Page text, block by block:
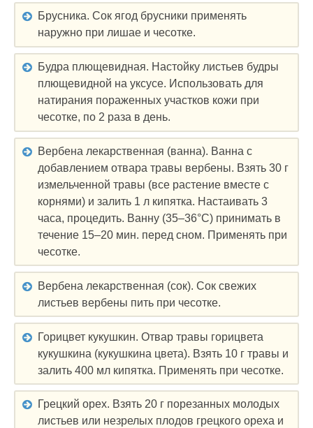
Брусника. Сок ягод брусники применять
наружно при лишае и чесотке.
Будра плющевидная. Настойку листьев будры
плющевидной на уксусе. Использовать для
натирания пораженных участков кожи при
чесотке, по 2 раза в день.
Вербена лекарственная (ванна). Ванна с
добавлением отвара травы вербены. Взять 30 г
измельченной травы (все растение вместе с
корнями) и залить 1 л кипятка. Настаивать 3
часа, процедить. Ванну (35–36°C) принимать в
течение 15–20 мин. перед сном. Применять при
чесотке.
Вербена лекарственная (сок). Сок свежих
листьев вербены пить при чесотке.
Горицвет кукушкин. Отвар травы горицвета
кукушкина (кукушкина цвета). Взять 10 г травы и
залить 400 мл кипятка. Применять при чесотке.
Грецкий орех. Взять 20 г порезанных молодых
листьев или незрелых плодов грецкого ореха и